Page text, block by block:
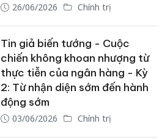
26/06/2026 Chính trị
Tin giả biến tướng - Cuộc
chiến không khoan nhượng từ
thực tiễn của ngân hàng - Kỳ
2: Từ nhận diện sớm đến hành
động sớm
03/06/2026 Chính trị